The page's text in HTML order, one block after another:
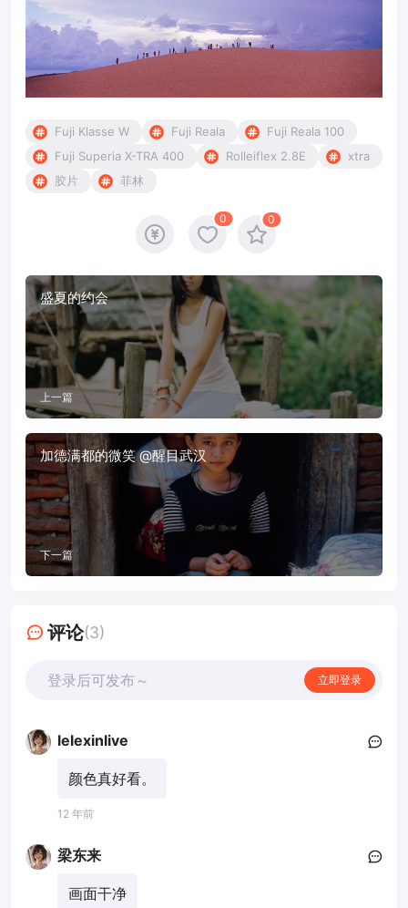
Fuji Klasse W Fuji Reala
Fuji Reala 100
Fuji Superia X-TRA 400
Rolleiflex 2.8E
xtra
胶片
菲林
0 0
盛夏的约会
上一篇
加德满都的微笑 @醒目武汉
下一篇
评论(3)
登录后可发布～ 立即登录
lelexinlive
颜色真好看。
12 年前
梁东来
画面干净